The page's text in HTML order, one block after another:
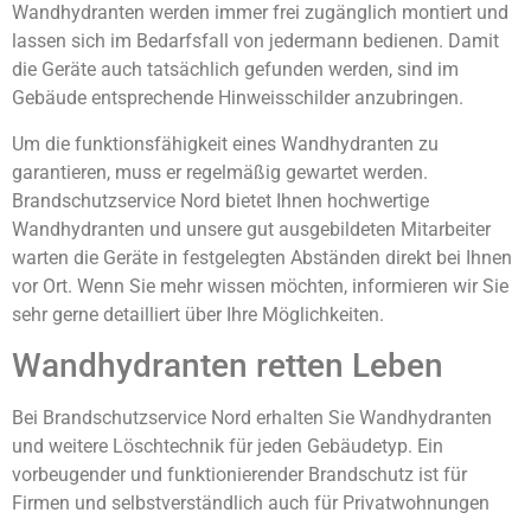
Wandhydranten werden immer frei zugänglich montiert und
lassen sich im Bedarfsfall von jedermann bedienen. Damit
die Geräte auch tatsächlich gefunden werden, sind im
Gebäude entsprechende Hinweisschilder anzubringen.
Um die funktionsfähigkeit eines Wandhydranten zu
garantieren, muss er regelmäßig gewartet werden.
Brandschutzservice Nord bietet Ihnen hochwertige
Wandhydranten und unsere gut ausgebildeten Mitarbeiter
warten die Geräte in festgelegten Abständen direkt bei Ihnen
vor Ort. Wenn Sie mehr wissen möchten, informieren wir Sie
sehr gerne detailliert über Ihre Möglichkeiten.
Wandhydranten retten Leben
Bei Brandschutzservice Nord erhalten Sie Wandhydranten
und weitere Löschtechnik für jeden Gebäudetyp. Ein
vorbeugender und funktionierender Brandschutz ist für
Firmen und selbstverständlich auch für Privatwohnungen